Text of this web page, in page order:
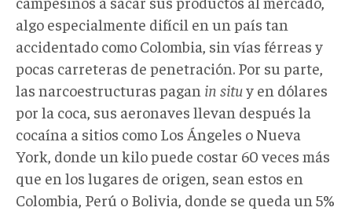
algo especialmente difícil en un país tan
accidentado como Colombia, sin vías férreas y
pocas carreteras de penetración. Por su parte,
las narcoestructuras pagan in situy en dólares
por la coca, sus aeronaves llevan después la
cocaína a sitios como Los Ángeles o Nueva
York, donde un kilo puede costar 60 veces más
que en los lugares de origen, sean estos en
Colombia, Perú o Bolivia, donde se queda un 5%